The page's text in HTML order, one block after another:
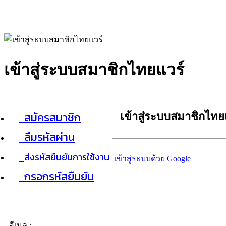
เข้าสู่ระบบสมาชิกไทยแวร์
สมัครสมาชิก
ลืมรหัสผ่าน
ส่งรหัสยืนยันการใช้งาน
กรอกรหัสยืนยัน
เข้าสู่ระบบสมาชิกไท
เข้าสู่ระบบด้วย Google